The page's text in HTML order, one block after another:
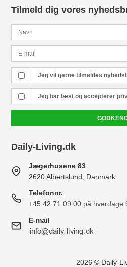
Tilmeld dig vores
Jeg vil gerne tilmeldes
Jeg har læst og accepterer
Daily-Living.dk
Jægerhusene 83
2620 Albertslund, Danmark
Telefonnr.
+45 42 71 09 00 på hverdage
E-mail
2026 © Daily-